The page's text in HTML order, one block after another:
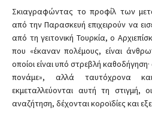
Σκιαγραφώντας το προφίλ των
από την Παρασκευή επιχειρούν να
από τη γειτονική Τουρκία, ο
που «έκαναν πολέμους, είναι
οποίοι είναι υπό στρεβλή
πονάμε», αλλά ταυτόχρονα
εκμεταλλεύονται αυτή τη στιγμή,
αναζήτηση, δέχονται κοροϊδίες και